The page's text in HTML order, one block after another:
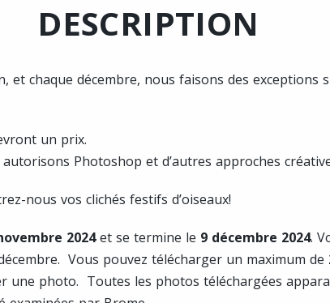
DESCRIPTION
et chaque décembre, nous faisons des exceptions
un prix.
Photoshop et d’autres approches
nous vos clichés festifs d’oiseaux!
2024et se termine le 9 décembre 2024.
Vous pouvez télécharger un maximum de
une photo. Toutes les photos téléchargées